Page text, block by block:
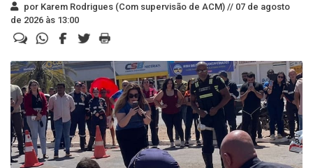
por Karem Rodrigues (Com supervisão de ACM) // 07 de agosto
de 2026 às 13:00